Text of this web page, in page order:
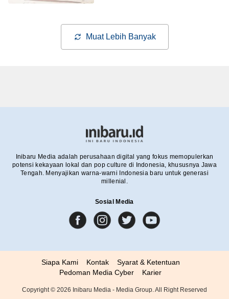
Muat Lebih Banyak
Inibaru Media adalah perusahaan digital yang fokus memopulerkan
potensi kekayaan lokal dan pop culture di Indonesia, khususnya Jawa
Tengah. Menyajikan warna-warni Indonesia baru untuk generasi
millenial.
Sosial Media
Siapa Kami Kontak
Syarat & Ketentuan
Pedoman Media Cyber
Karier
Copyright © 2026 Inibaru Media - Media Group. All Right Reserved